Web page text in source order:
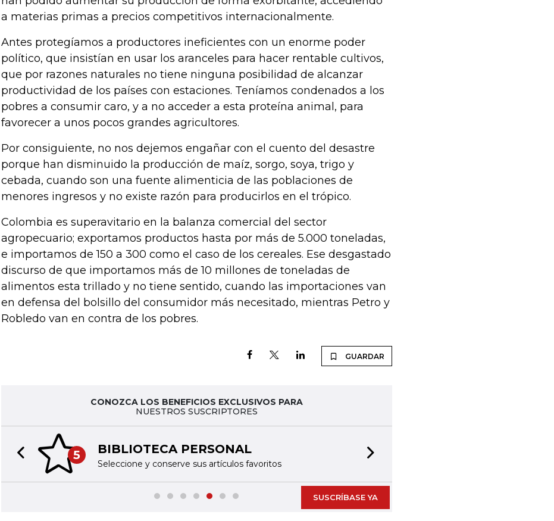
a materias primas a precios competitivos internacionalmente.
Antes protegíamos a productores ineficientes con un enorme poder
político, que insistían en usar los aranceles para hacer rentable cultivos,
que por razones naturales no tiene ninguna posibilidad de alcanzar
productividad de los países con estaciones. Teníamos condenados a los
pobres a consumir caro, y a no acceder a esta proteína animal, para
favorecer a unos pocos grandes agricultores.
Por consiguiente, no nos dejemos engañar con el cuento del desastre
porque han disminuido la producción de maíz, sorgo, soya, trigo y
cebada, cuando son una fuente alimenticia de las poblaciones de
menores ingresos y no existe razón para producirlos en el trópico.
Colombia es superavitario en la balanza comercial del sector
agropecuario; exportamos productos hasta por más de 5.000 toneladas,
e importamos de 150 a 300 como el caso de los cereales. Ese desgastado
discurso de que importamos más de 10 millones de toneladas de
alimentos esta trillado y no tiene sentido, cuando las importaciones van
en defensa del bolsillo del consumidor más necesitado, mientras Petro y
Robledo van en contra de los pobres.
GUARDAR
CONOZCA LOS BENEFICIOS EXCLUSIVOS PARA
NUESTROS SUSCRIPTORES
5 BIBLIOTECA PERSONAL
Seleccione y conserve sus artículos favoritos
Previous slide
SUSCRÍBASE YA